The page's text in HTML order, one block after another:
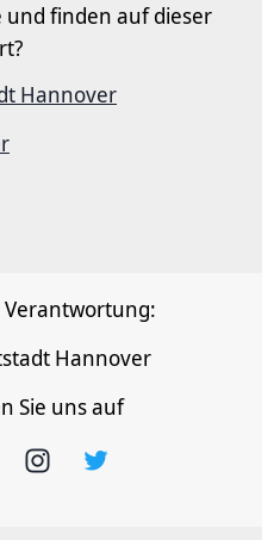
und finden auf dieser
Hannover
Verantwortung:
Hannover
Sie uns auf